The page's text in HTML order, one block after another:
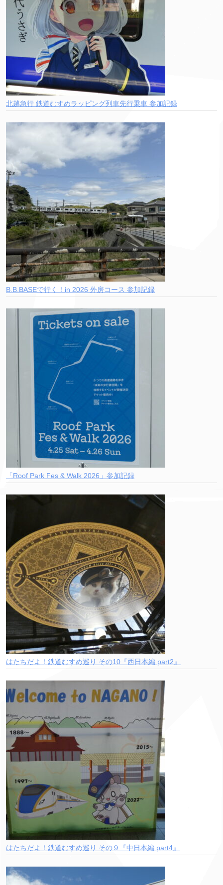
北越急行 鉄道むすめラッピング列車先行乗車 参加記録
B.B.BASEで行く！in 2026 外房コース 参加記録
「Roof Park Fes & Walk 2026」参加記録
はたちだよ！鉄道むすめ巡り その10『西日本編 part2』
はたちだよ！鉄道むすめ巡り その９『中日本編 part4』